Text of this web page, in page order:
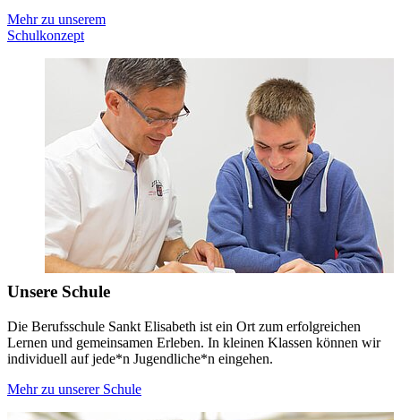
Mehr zu unserem
Schulkonzept
Unsere Schule
Die Berufsschule Sankt Elisabeth ist ein Ort zum erfolgreichen
Lernen und gemeinsamen Erleben. In kleinen Klassen können wir
individuell auf jede*n Jugendliche*n eingehen.
Mehr zu unserer Schule